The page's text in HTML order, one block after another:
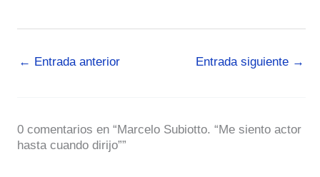
← Entrada anterior Entrada siguiente →
0 comentarios en “Marcelo Subiotto. “Me siento actor
hasta cuando dirijo””